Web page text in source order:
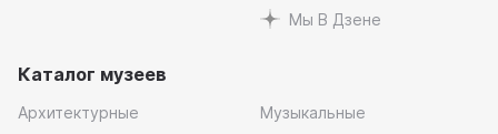
Мы В Дзене
Каталог музеев
Архитектурные
Музыкальные